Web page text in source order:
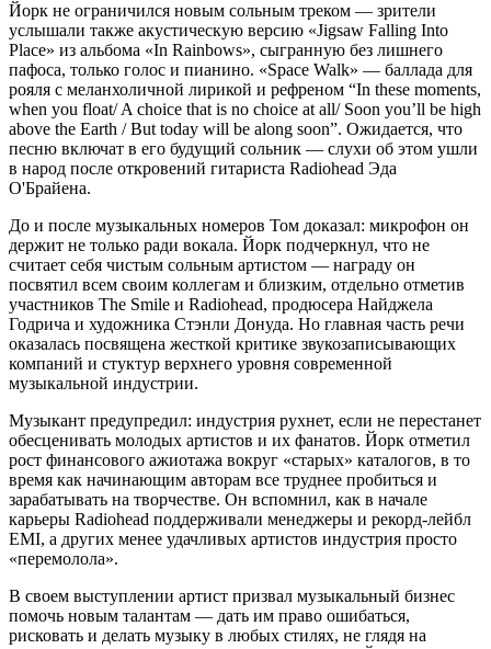
Йорк не ограничился новым сольным треком — зрители
услышали также акустическую версию «Jigsaw Falling Into
Place» из альбома «In Rainbows», сыгранную без лишнего
пафоса, только голос и пианино. «Space Walk» — баллада для
рояля с меланхоличной лирикой и рефреном “In these moments,
when you float/ A choice that is no choice at all/ Soon you’ll be high
above the Earth / But today will be along soon”. Ожидается, что
песню включат в его будущий сольник — слухи об этом ушли
в народ после откровений гитариста Radiohead Эда
О'Брайена.
До и после музыкальных номеров Том доказал: микрофон он
держит не только ради вокала. Йорк подчеркнул, что не
считает себя чистым сольным артистом — награду он
посвятил всем своим коллегам и близким, отдельно отметив
участников The Smile и Radiohead, продюсера Найджела
Годрича и художника Стэнли Донуда. Но главная часть речи
оказалась посвящена жесткой критике звукозаписывающих
компаний и стуктур верхнего уровня современной
музыкальной индустрии.
Музыкант предупредил: индустрия рухнет, если не перестанет
обесценивать молодых артистов и их фанатов. Йорк отметил
рост финансового ажиотажа вокруг «старых» каталогов, в то
время как начинающим авторам все труднее пробиться и
зарабатывать на творчестве. Он вспомнил, как в начале
карьеры Radiohead поддерживали менеджеры и рекорд-лейбл
EMI, а других менее удачливых артистов индустрия просто
«перемолола».
В своем выступлении артист призвал музыкальный бизнес
помочь новым талантам — дать им право ошибаться,
рисковать и делать музыку в любых стилях, не глядя на